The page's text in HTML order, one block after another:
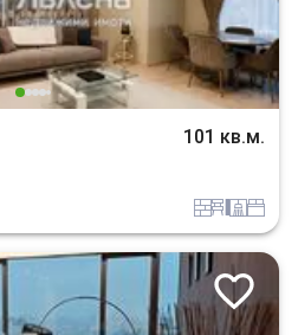
101 кв.м.
tuhlaobzavejdne_4 sanitarno_pomeshtenie spalnia